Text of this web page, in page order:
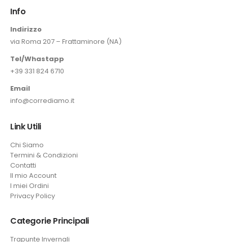
Info
Indirizzo
via Roma 207 – Frattaminore (NA)
Tel/Whastapp
+39 331 824 6710
Email
info@corrediamo.it
Link Utili
Chi Siamo
Termini & Condizioni
Contatti
Il mio Account
I miei Ordini
Privacy Policy
Categorie Principali
Trapunte Invernali